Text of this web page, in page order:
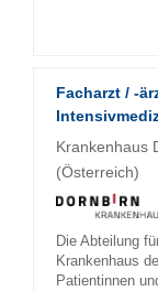
Facharzt / -
Krankenhaus
(Österreich)
Die Abteilung
Krankenhaus
Patientinnen